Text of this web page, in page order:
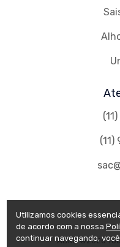
Utilizamos cookies
de acordo com a nossa
continuar navegando,
ADKO ©2026